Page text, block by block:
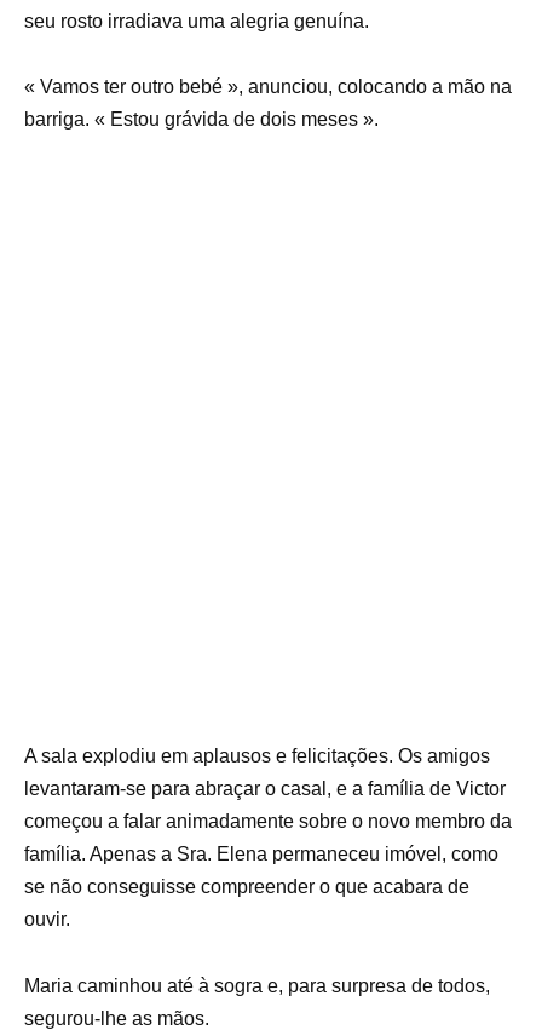
seu rosto irradiava uma alegria genuína.
« Vamos ter outro bebé », anunciou, colocando a mão na
barriga. « Estou grávida de dois meses ».
A sala explodiu em aplausos e felicitações. Os amigos
levantaram-se para abraçar o casal, e a família de Victor
começou a falar animadamente sobre o novo membro da
família. Apenas a Sra. Elena permaneceu imóvel, como
se não conseguisse compreender o que acabara de
ouvir.
Maria caminhou até à sogra e, para surpresa de todos,
segurou-lhe as mãos.